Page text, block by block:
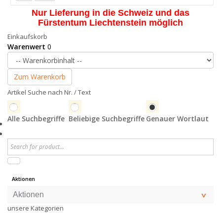
Nur Lieferung in die Schweiz und das
Fürstentum Liechtenstein möglich
Einkaufskorb
Warenwert 0
Zum Warenkorb
Artikel Suche nach Nr. / Text
Alle Suchbegriffe Beliebige Suchbegriffe Genauer Wortlaut
Aktionen
Aktionen
unsere Kategorien